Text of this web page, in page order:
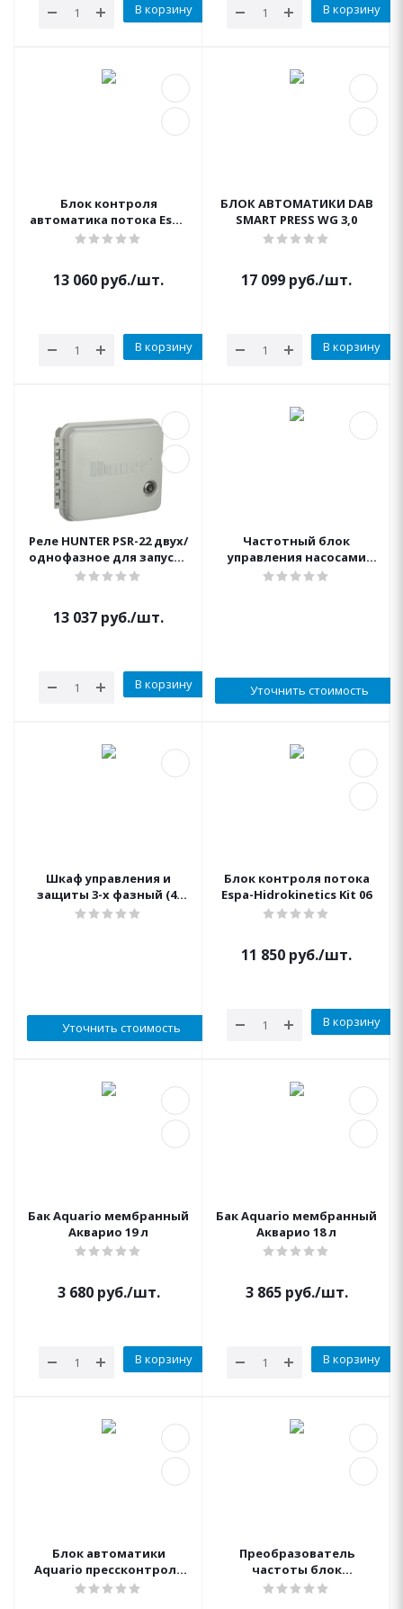
В корзину В корзину
Блок контроля
автоматика потока Espa
Hidrokinetics Kit 07 (д
13 060 руб./шт.
В корзину
БЛОК АВТОМАТИКИ DAB
SMART PRESS WG 3,0
17 099 руб./шт.
В корзину
Реле HUNTER PSR-22 двух/
однофазное для запуска
насосов мощностью 1-
13 037 руб./шт.
В корзину
Частотный блок
управления насосами
Акватек 7,5 кВт 380 В
Уточнить стоимость
Шкаф управления и
защиты 3-х фазный (4-
7,5кВт)
Уточнить стоимость
Блок контроля потока
Espa-Hidrokinetics Kit 06
11 850 руб./шт.
В корзину
Бак Aquario мембранный
Акварио 19 л
3 680руб./шт.
В корзину
Бак Aquario мембранный
Акварио 18 л
3 865руб./шт.
В корзину
Блок автоматики
Aquario прессконтроль
тип II до 1 Кв 1" НР
Преобразователь
частоты блок
автоматики для